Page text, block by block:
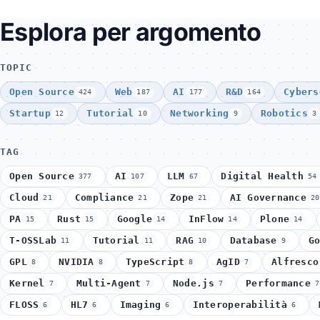
Esplora per argomento
TOPIC
Open Source 424 Web 187 AI 177 R&D 164
Startup
12 Tutorial 10 Networking 9 Robotics 3
TAG
Open Source 377 AI 107 LLM 67 Digital Health 54
Cloud 21 Compliance 21 Zope 21 AI Governance 20
PA 15 Rust 15 Google 14 InFlow 14 Plone 14
T-OSSLab 11 Tutorial 11 RAG 10 Database 9
GPL 8 NVIDIA 8 TypeScript 8 AgID 7
Alfresco
Kernel
7 Multi-Agent 7 Node.js 7 Performance 7
FLOSS 6 HL7 6 Imaging 6 Interoperabilità 6